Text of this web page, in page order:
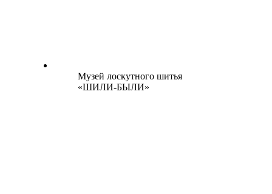
Музей лоскутного шитья
«ШИЛИ-БЫЛИ»